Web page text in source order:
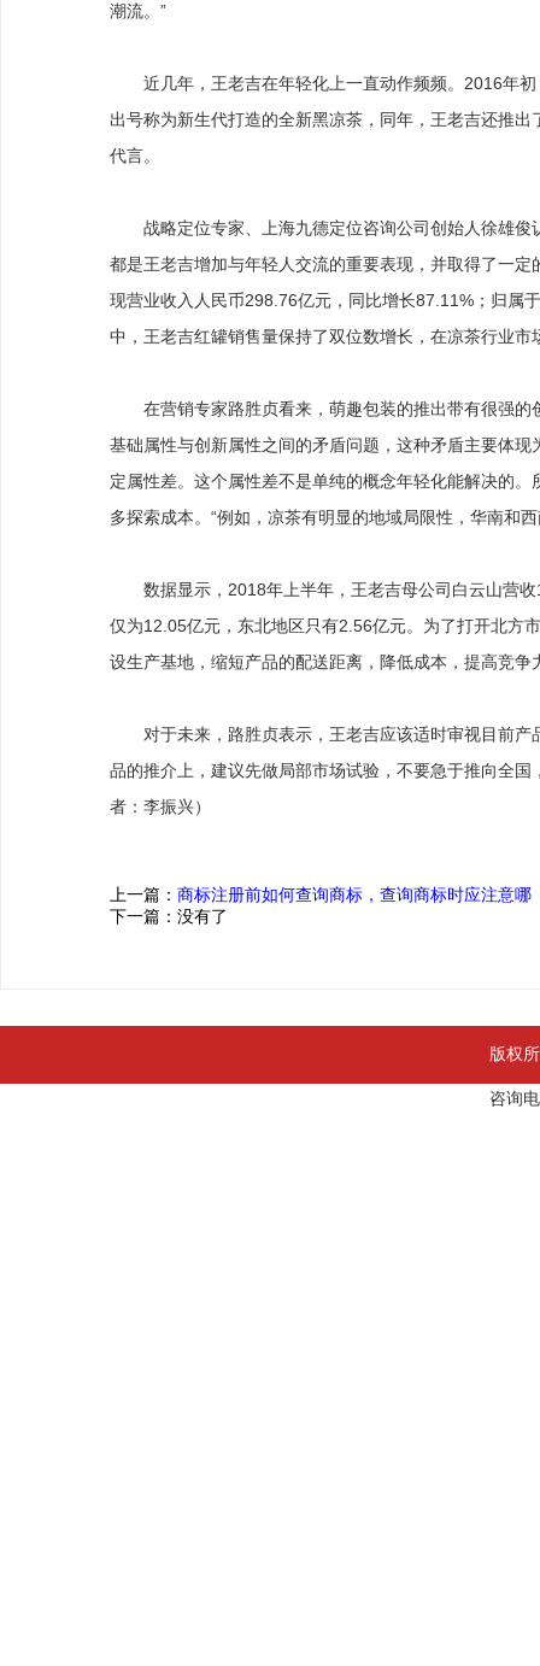
潮流。”
近几年，王老吉在年轻化上一直动作频频。2016年初
出号称为新生代打造的全新黑凉茶，同年，王老吉还推
代言。
战略定位专家、上海九德定位咨询公司创始人徐雄俊
都是王老吉增加与年轻人交流的重要表现，并取得了一
现营业收入人民币298.76亿元，同比增长87.11%；归属
中，王老吉红罐销售量保持了双位数增长，在凉茶行业市
在营销专家路胜贞看来，萌趣包装的推出带有很强的
基础属性与创新属性之间的矛盾问题，这种矛盾主要体
定属性差。这个属性差不是单纯的概念年轻化能解决的
多探索成本。“例如，凉茶有明显的地域局限性，华南和
数据显示，2018年上半年，王老吉母公司白云山营收
仅为12.05亿元，东北地区只有2.56亿元。为了打开北方
设生产基地，缩短产品的配送距离，降低成本，提高竞争
对于未来，路胜贞表示，王老吉应该适时审视目前产
品的推介上，建议先做局部市场试验，不要急于推向全
者：李振兴）
上一篇： 商标注册前如何查询商标，查询商标时应注意哪
下一篇：没有了
版权
咨询